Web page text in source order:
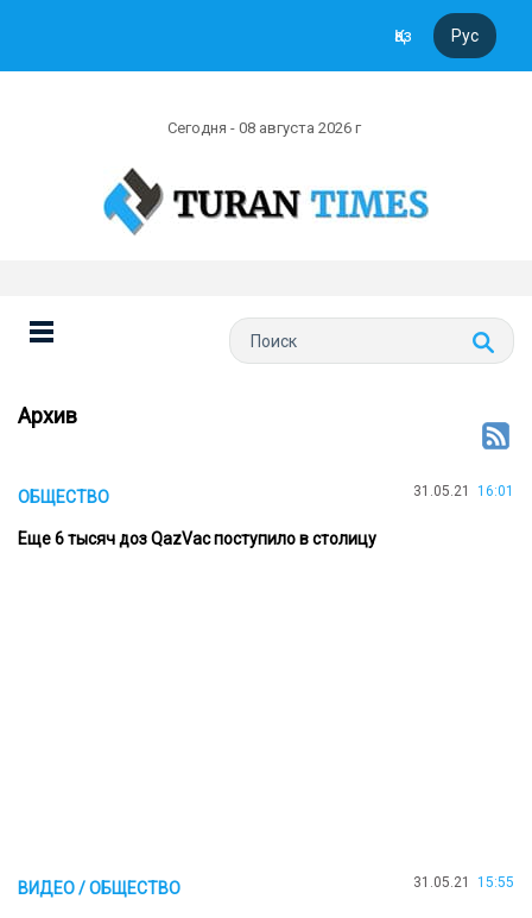
Қаз Рус
Сегодня - 08 августа 2026 г
Архив
ОБЩЕСТВО 31.05.21 16:01
Еще 6 тысяч доз QazVac поступило в столицу
ВИДЕО / ОБЩЕСТВО 31.05.21 15:55